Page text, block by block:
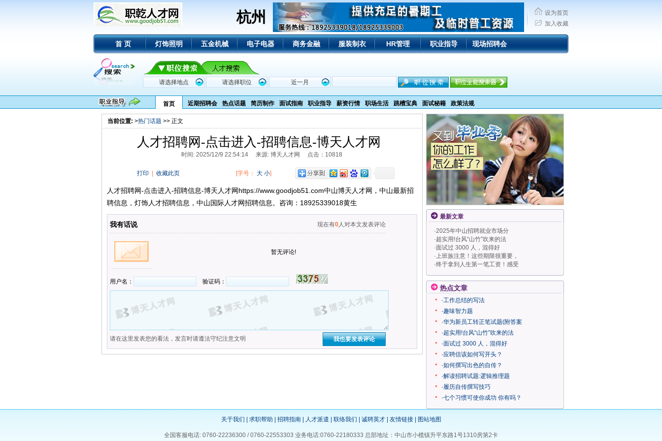
杭州
设为首页
加入收藏
首 页 灯饰照明 五金机械 电子电器 商务金融 服装制衣 HR管理 职业指导 现场招聘会
首页 近期招聘会 热点话题 简历制作 面试指南 职业指导 薪资行情 职场生活 跳槽宝典 面试秘籍 政策法规
当前位置: >热门话题 >> 正文
人才招聘网-点击进入-招聘信息-博天人才网
时间: 2025/12/9 22:54:14 来源: 博天人才网 点击：10818
打印 收藏此页 [字号： 大 小]
人才招聘网-点击进入-招聘信息-博天人才网https://www.goodjob51.com中山博天人才网，中山最新招
聘信息，灯饰人才招聘信息，中山国际人才网招聘信息。咨询：18925339018黄生
我有话说 现在有0人对本文发表评论
暂无评论!
用户名： 验证码：
请在这里发表您的看法，发言时请遵法守纪注意文明
最新文章
·2025年中山招聘就业市场分
·超实用!台风“山竹”吹来的法
·面试过 3000 人，混得好
·上班族注意！这些期限很重要，
·终于拿到人生第一笔工资！感受
热点文章
·工作总结的写法
·趣味智力题
·华为新员工转正笔试题(附答案
·超实用!台风“山竹”吹来的法
·面试过 3000 人，混得好
·应聘信该如何写开头？
·如何撰写出色的自传？
·解读招聘试题:逻辑推理题
·履历自传撰写技巧
·七个习惯可使你成功 你有吗？
关于我们 求职帮助 招聘指南 人才派遣 联络我们 诚聘英才| 友情链接 图站地图
全国客服电话: 0760-22236300 / 0760-22553303 业务电话:0760-22180333 总部地址：中山市小榄镇升平东路1号1310房第2卡